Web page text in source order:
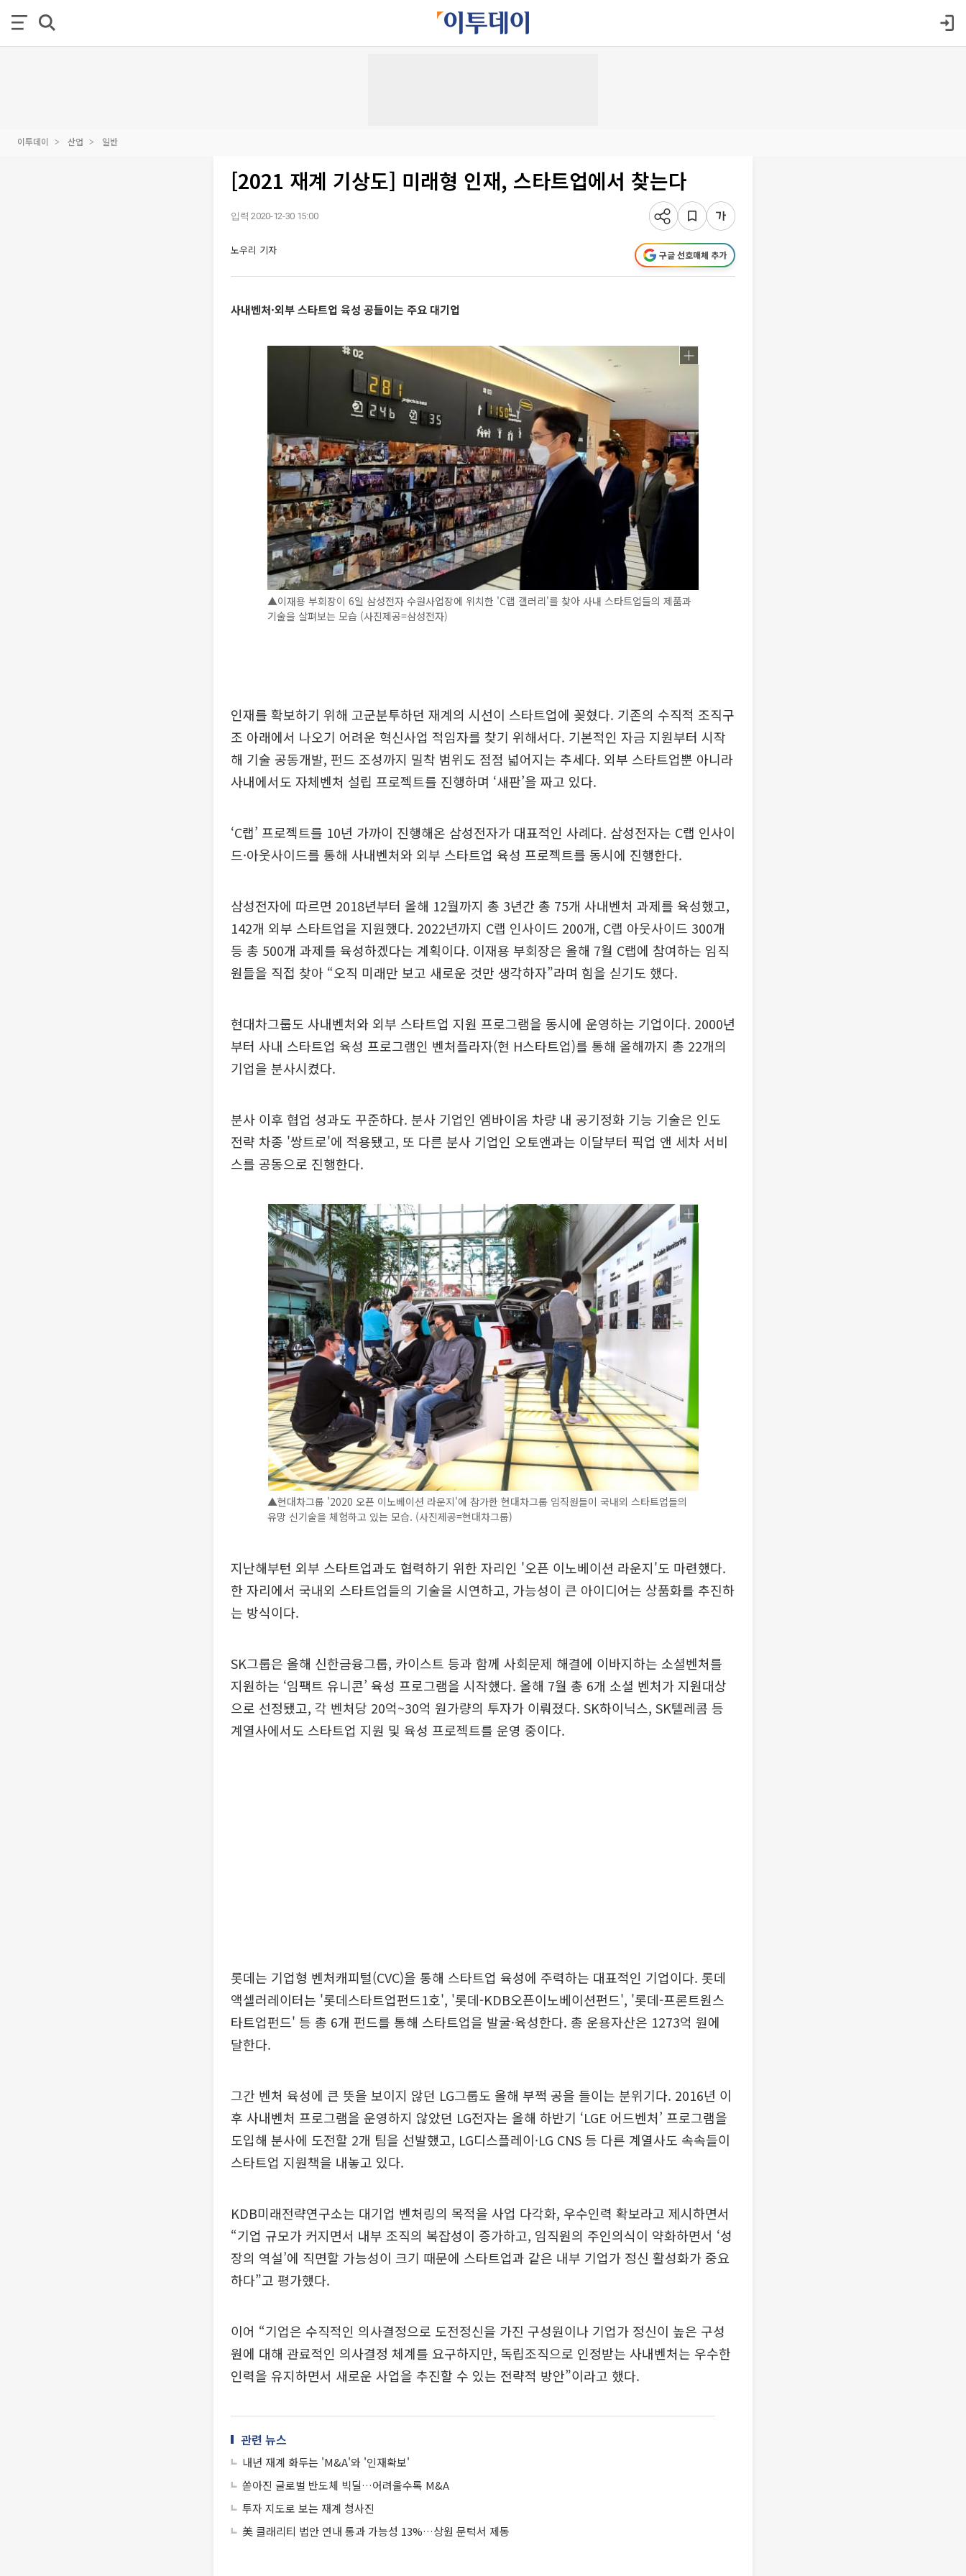
이투데이 산업 일반
[2021 재계 기상도] 미래형 인재, 스타트업에서 찾는다
입력 2020-12-30 15:00
노우리 기자 구글 선호매체 추가
사내벤처·외부 스타트업 육성 공들이는 주요 대기업
▲이재용 부회장이 6일 삼성전자 수원사업장에 위치한 'C랩 갤러리'를 찾아 사내 스타트업들의 제품과
기술을 살펴보는 모습 (사진제공=삼성전자)
인재를 확보하기 위해 고군분투하던 재계의 시선이 스타트업에 꽂혔다. 기존의 수직적 조직구
조 아래에서 나오기 어려운 혁신사업 적임자를 찾기 위해서다. 기본적인 자금 지원부터 시작
해 기술 공동개발, 펀드 조성까지 밀착 범위도 점점 넓어지는 추세다. 외부 스타트업뿐 아니라
사내에서도 자체벤처 설립 프로젝트를 진행하며 ‘새판’을 짜고 있다.
‘C랩’ 프로젝트를 10년 가까이 진행해온 삼성전자가 대표적인 사례다. 삼성전자는 C랩 인사이
드·아웃사이드를 통해 사내벤처와 외부 스타트업 육성 프로젝트를 동시에 진행한다.
삼성전자에 따르면 2018년부터 올해 12월까지 총 3년간 총 75개 사내벤처 과제를 육성했고,
142개 외부 스타트업을 지원했다. 2022년까지 C랩 인사이드 200개, C랩 아웃사이드 300개
등 총 500개 과제를 육성하겠다는 계획이다. 이재용 부회장은 올해 7월 C랩에 참여하는 임직
원들을 직접 찾아 “오직 미래만 보고 새로운 것만 생각하자”라며 힘을 싣기도 했다.
현대차그룹도 사내벤처와 외부 스타트업 지원 프로그램을 동시에 운영하는 기업이다. 2000년
부터 사내 스타트업 육성 프로그램인 벤처플라자(현 H스타트업)를 통해 올해까지 총 22개의
기업을 분사시켰다.
분사 이후 협업 성과도 꾸준하다. 분사 기업인 엠바이옴 차량 내 공기정화 기능 기술은 인도
전략 차종 '쌍트로'에 적용됐고, 또 다른 분사 기업인 오토앤과는 이달부터 픽업 앤 세차 서비
스를 공동으로 진행한다.
▲현대차그룹 '2020 오픈 이노베이션 라운지'에 참가한 현대차그룹 임직원들이 국내외 스타트업들의
유망 신기술을 체험하고 있는 모습. (사진제공=현대차그룹)
지난해부턴 외부 스타트업과도 협력하기 위한 자리인 '오픈 이노베이션 라운지'도 마련했다.
한 자리에서 국내외 스타트업들의 기술을 시연하고, 가능성이 큰 아이디어는 상품화를 추진하
는 방식이다.
SK그룹은 올해 신한금융그룹, 카이스트 등과 함께 사회문제 해결에 이바지하는 소셜벤처를
지원하는 ‘임팩트 유니콘’ 육성 프로그램을 시작했다. 올해 7월 총 6개 소셜 벤처가 지원대상
으로 선정됐고, 각 벤처당 20억~30억 원가량의 투자가 이뤄졌다. SK하이닉스, SK텔레콤 등
계열사에서도 스타트업 지원 및 육성 프로젝트를 운영 중이다.
롯데는 기업형 벤처캐피털(CVC)을 통해 스타트업 육성에 주력하는 대표적인 기업이다. 롯데
액셀러레이터는 '롯데스타트업펀드1호', '롯데-KDB오픈이노베이션펀드', '롯데-프론트원스
타트업펀드' 등 총 6개 펀드를 통해 스타트업을 발굴·육성한다. 총 운용자산은 1273억 원에
달한다.
그간 벤처 육성에 큰 뜻을 보이지 않던 LG그룹도 올해 부쩍 공을 들이는 분위기다. 2016년 이
후 사내벤처 프로그램을 운영하지 않았던 LG전자는 올해 하반기 ‘LGE 어드벤처’ 프로그램을
도입해 분사에 도전할 2개 팀을 선발했고, LG디스플레이·LG CNS 등 다른 계열사도 속속들이
스타트업 지원책을 내놓고 있다.
KDB미래전략연구소는 대기업 벤처링의 목적을 사업 다각화, 우수인력 확보라고 제시하면서
“기업 규모가 커지면서 내부 조직의 복잡성이 증가하고, 임직원의 주인의식이 약화하면서 ‘성
장의 역설’에 직면할 가능성이 크기 때문에 스타트업과 같은 내부 기업가 정신 활성화가 중요
하다”고 평가했다.
이어 “기업은 수직적인 의사결정으로 도전정신을 가진 구성원이나 기업가 정신이 높은 구성
원에 대해 관료적인 의사결정 체계를 요구하지만, 독립조직으로 인정받는 사내벤처는 우수한
인력을 유지하면서 새로운 사업을 추진할 수 있는 전략적 방안”이라고 했다.
관련 뉴스
내년 재계 화두는 'M&A'와 '인재확보'
쏟아진 글로벌 반도체 빅딜…어려울수록 M&A
투자 지도로 보는 재계 청사진
美 클래리티 법안 연내 통과 가능성 13%…상원 문턱서 제동